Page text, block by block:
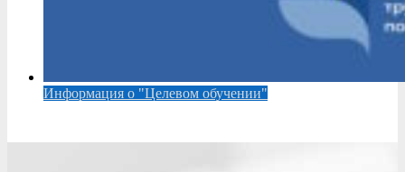
Информация о "Целевом обучении"